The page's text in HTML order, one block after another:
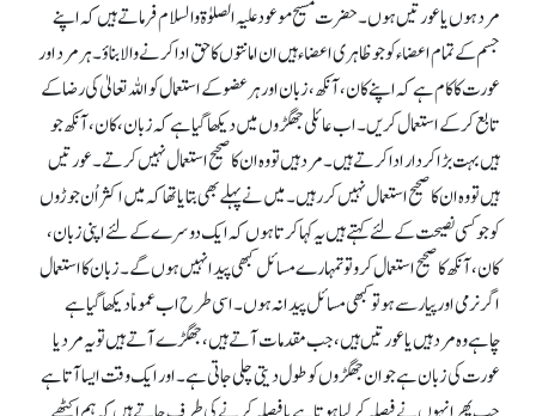
مرد ہوں یا عورتیں ہوں۔ حضرت مسیح موعود علیہ الصلوٰۃ والسلام فرماتے ہیں کہ اپنے
جسم کے تمام اعضاء کو جو ظاہری اعضاء ہیں ان امانتوں کا حق ادا کرنے والا بناؤ۔ ہر مرد اور
عورت کا کام ہے کہ اپنے کان، آنکھ، زبان اور ہر عضو کے استعمال کو اللہ تعالیٰ کی رضا کے
تابع کر کے استعمال کریں۔ اب عائلی جھگڑوں میں دیکھا گیا ہے کہ زبان، کان، آنکھ جو
ہیں بہت بڑا کردار ادا کرتے ہیں۔ مرد ہیں تو وہ ان کا صحیح استعمال نہیں کرتے۔ عورتیں
ہیں تو وہ ان کا صحیح استعمال نہیں کر رہیں۔ میں نے پہلے بھی بتایا تھا کہ میں اکثر اُن جوڑوں
کو جو کسی نصیحت کے لئے کہتے ہیں یہ کہا کرتا ہوں کہ ایک دوسرے کے لئے اپنی زبان،
کان، آنکھ کا صحیح استعمال کرو تو تمہارے مسائل کبھی پیدا نہیں ہوں گے۔ زبان کا استعمال
اگر نرمی اور پیار سے ہو تو کبھی مسائل پیدا نہ ہوں۔ اسی طرح اب عموماً دیکھا گیا ہے
چاہے وہ مرد ہیں یا عورتیں ہیں، جب مقدمات آتے ہیں، جھگڑے آتے ہیں تو یہ مرد یا
عورت کی زبان ہے جو ان جھگڑوں کو طول دیتی چلی جاتی ہے۔ اور ایک وقت ایسا آتا ہے